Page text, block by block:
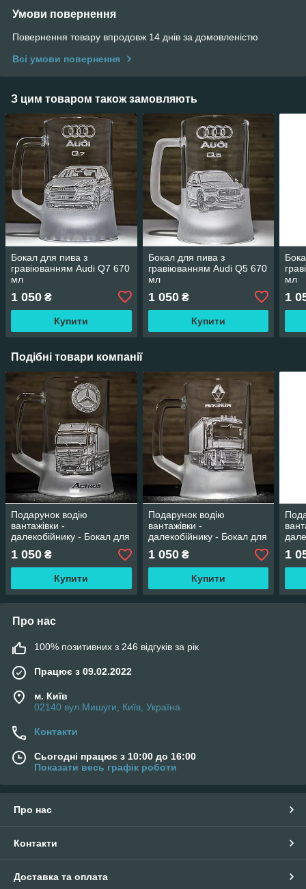
Умови повернення
Повернення товару впродовж 14 днів за домовленістю
Всі умови повернення
З цим товаром також замовляють
Бокал для пива з
гравіюванням Audi Q7 670
мл
1 050 ₴
Купити
Бокал для пива з
гравіюванням Audi Q5 670
мл
1 050₴
Купити
мл
1
Подібні товари компанії
Подарунок водію
вантажівки -
далекобійнику - Бокал для
пива з гравіюванням
Mercedes Actros фура з
напівпричепом
1 050 ₴
Купити
Подарунок водію
вантажівки -
далекобійнику - Бокал для
пива з гравіюванням
Renault Magnum фура з
напівпричепом Рено
1 050₴
Купити
1
Про нас
100% позитивних з 246 відгуків за рік
Працює з 09.02.2022
м. Київ
02140 вул.Мишуги, Київ, Україна
Контакти
Сьогодні працює з 10:00 до 16:00
Показати весь графік роботи
Про нас
Контакти
Доставка та оплата